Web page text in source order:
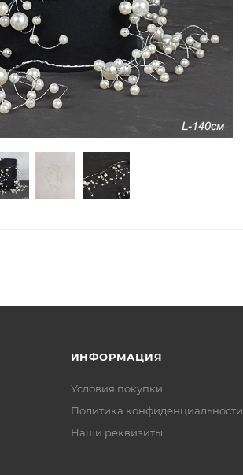
ИНФОРМАЦИЯ
Условия покупки
Политика конфиденциальности
Наши реквизиты